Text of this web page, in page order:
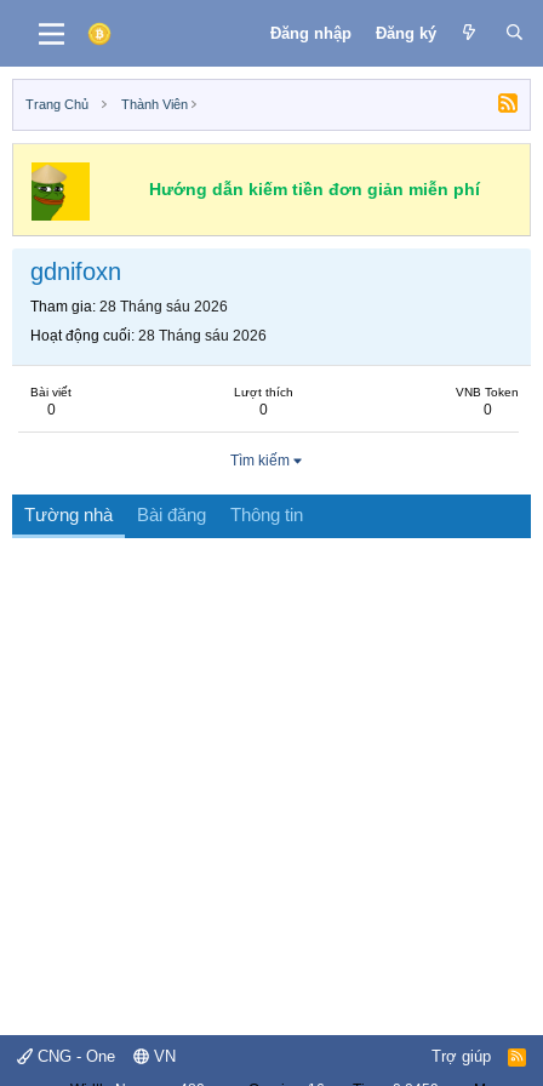
Đăng nhập Đăng ký
Trang Chủ Thành Viên
Hướng dẫn kiếm tiền đơn giản miễn phí
gdnifoxn
Tham gia 28 Tháng sáu 2026
Hoạt động cuối 28 Tháng sáu 2026
Bài viết
0
Lượt thích
0
VNB Token
0
Tìm kiếm
Tường nhà Bài đăng Thông tin
CNG - One VN Trợ giúp
R